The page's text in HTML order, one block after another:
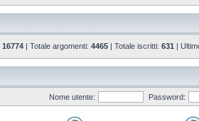
16774 | Totale argomenti: 4465 | Totale iscritti: 631 |
Nome utente: Password: